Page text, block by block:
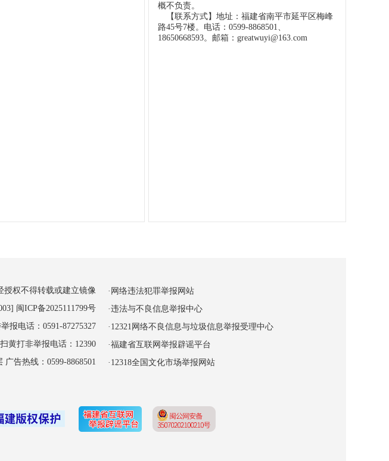
概不负责。
【联系方式】地址：福建省南平市延平区梅峰
路45号7楼。电话：0599-8868501、
18650668593。邮箱：greatwuyi@163.com
授权不得转载或建立镜像
闽ICP备2025111799号
报电话：0591-87275327
黄打非举报电话：12390
告热线：0599-8868501
·网络违法犯罪举报网站
·违法与不良信息举报中心
·12321网络不良信息与垃圾信息举报受理中心
·福建省互联网举报辟谣平台
·12318全国文化市场举报网站